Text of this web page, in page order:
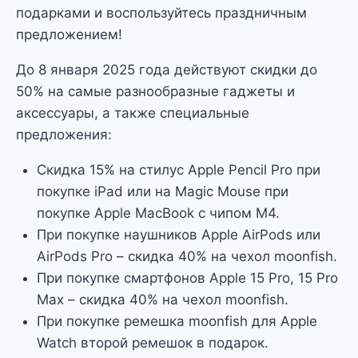
подарками и воспользуйтесь праздничным
предложением!
До 8 января 2025 года действуют скидки до
50% на самые разнообразные гаджеты и
аксессуары, а также специальные
предложения:
Скидка 15% на стилус Apple Pencil Pro при
покупке iPad или на Magic Mouse при
покупке Apple MacBook с чипом М4.
При покупке наушников Apple AirPods или
AirPods Pro – скидка 40% на чехол moonfish.
При покупке смартфонов Apple 15 Pro, 15 Pro
Max – скидка 40% на чехол moonfish.
При покупке ремешка moonfish для Apple
Watch второй ремешок в подарок.